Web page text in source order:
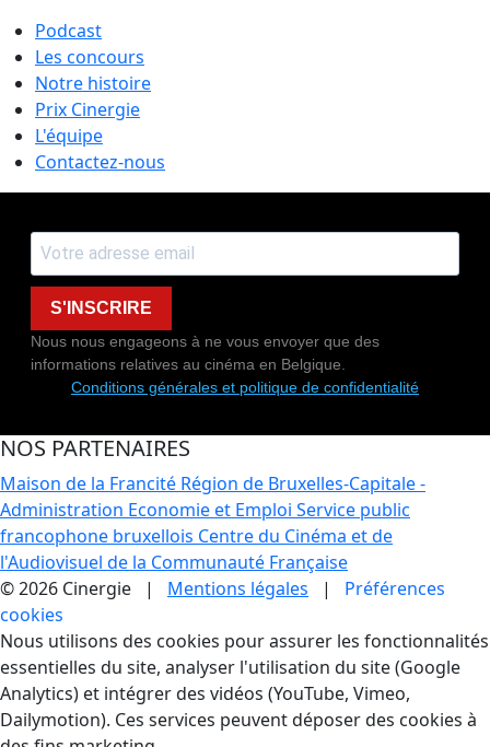
Podcast
Les concours
Notre histoire
Prix Cinergie
L'équipe
Contactez-nous
S'INSCRIRE
Nous nous engageons à ne vous envoyer que des
informations relatives au cinéma en Belgique.
Conditions générales et politique de confidentialité
NOS PARTENAIRES
Maison de la Francité Région de Bruxelles-Capitale -
Administration Economie et Emploi Service public
francophone bruxellois Centre du Cinéma et de
l'Audiovisuel de la Communauté Française
© 2026 Cinergie | Mentions légales | Préférences
cookies
Gestion des Cookies
Nous utilisons des cookies pour assurer les fonctionnalités
essentielles du site, analyser l'utilisation du site (Google
Analytics) et intégrer des vidéos (YouTube, Vimeo,
Dailymotion). Ces services peuvent déposer des cookies à